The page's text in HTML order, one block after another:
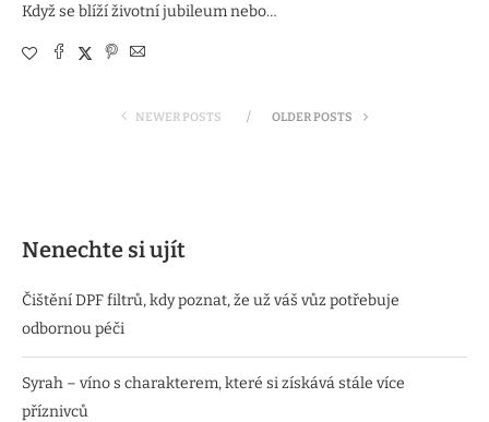
Když se blíží životní jubileum nebo…
NEWER POSTS OLDER POSTS
Nenechte si ujít
Čištění DPF filtrů, kdy poznat, že už váš vůz potřebuje
odbornou péči
Syrah – víno s charakterem, které si získává stále více
příznivců